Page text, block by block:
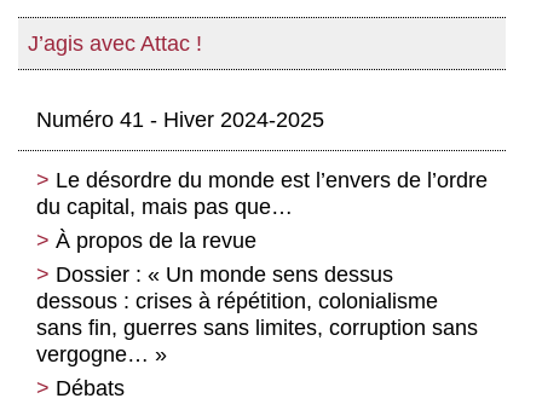
J’agis avec Attac !
Numéro 41 - Hiver 2024-2025
Le désordre du monde est l’envers de l’ordre
du capital, mais pas que…
À propos de la revue
Dossier : « Un monde sens dessus
dessous : crises à répétition, colonialisme
sans fin, guerres sans limites, corruption sans
vergogne… »
L’ONU, donner vie à ses principes
Débats